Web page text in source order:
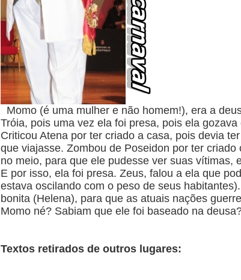
Momo (é uma mulher e não homem!), era a
Tróia, pois uma vez ela foi presa, pois ela
Criticou Atena por ter criado a casa, pois devia
que viajasse. Zombou de Poseidon por ter
no meio, para que ele pudesse ver suas vítimas,
E por isso, ela foi presa. Zeus, falou a ela que
estava oscilando com o peso de seus
bonita (Helena), para que as atuais nações
Momo né? Sabiam que ele foi baseado na
Textos retirados de outros lugares: